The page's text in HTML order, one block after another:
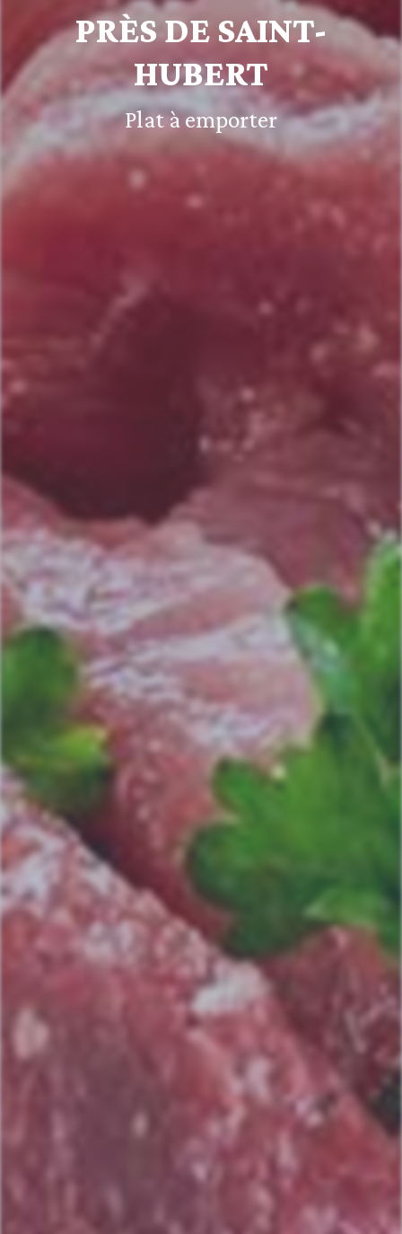
PRÈS DE SAINT-
HUBERT
Plat à emporter